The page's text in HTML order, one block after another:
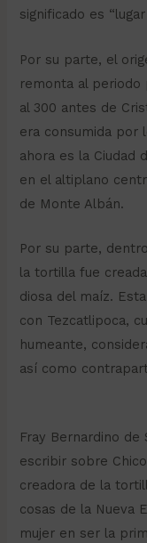
significado es
Por su parte, el
remonta al periodo
al 300 antes de
era consumida por
ahora es la Ciudad
en el altiplano
de Monte Albán.
Por su parte,
la tortilla fue
diosa del maíz.
con Tezcatlipoca,
humeante,
así como
Fray Bernardino
escribir sobre
creadora de la
cosas de la Nueva
mujer en ser la